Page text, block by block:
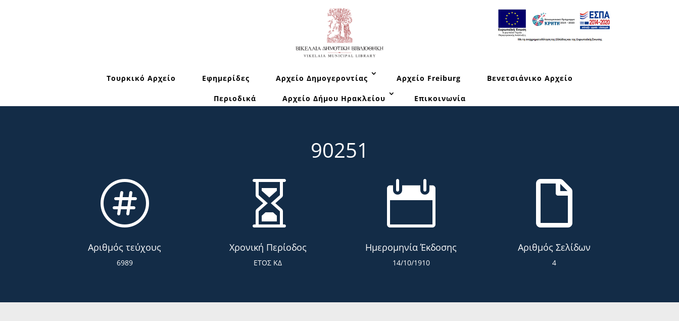
Τουρκικό Αρχείο Εφημερίδες Αρχείο Δημογεροντίας Αρχείο Freiburg Βενετσιάνικο Αρχείο
Περιοδικά Αρχείο Δήμου Ηρακλείου Επικοινωνία
90251

Αριθμός τεύχους
6989

Χρονική Περίοδος
ΕΤΟΣ ΚΔ

Ημερομηνία Έκδοσης
14/10/1910

Αριθμός Σελίδων
4